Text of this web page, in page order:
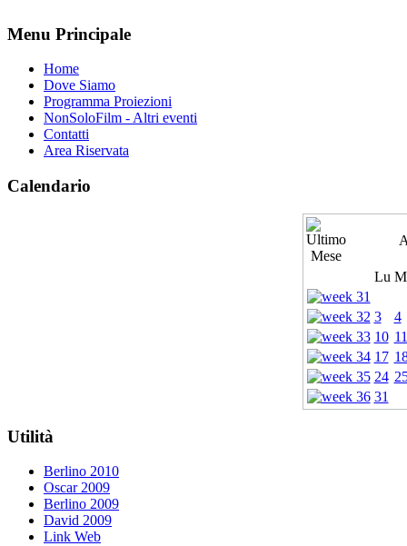
Menu Principale
Home
Dove Siamo
Programma Proiezioni
NonSoloFilm - Altri eventi
Contatti
Area Riservata
Calendario
Lu
3
4
10 11
17
24
31
Utilità
Berlino 2010
Oscar 2009
Berlino 2009
David 2009
Link Web